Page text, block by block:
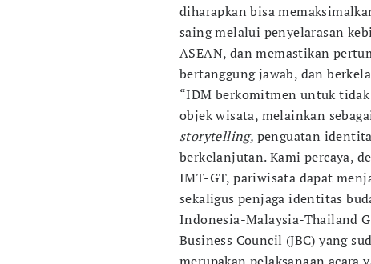
diharapkan bisa
saing melalui penyelarasan
ASEAN, dan memastikan
bertanggung jawab, dan
“IDM berkomitmen untuk
objek wisata, melainkan
storytelling, penguatan
berkelanjutan. Kami percaya,
IMT-GT, pariwisata dapat
sekaligus penjaga identitas
Indonesia-Malaysia-Thailand
Business Council (JBC) yang